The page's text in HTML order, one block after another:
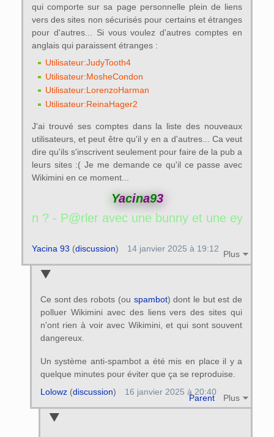
qui comporte sur sa page personnelle plein de liens
vers des sites non sécurisés pour certains et étranges
pour d'autres... Si vous voulez d'autres comptes en
anglais qui paraissent étranges :
Utilisateur:JudyTooth4
Utilisateur:MosheCondon
Utilisateur:LorenzoHarman
Utilisateur:ReinaHager2
J'ai trouvé ses comptes dans la liste des nouveaux
utilisateurs, et peut être qu'il y en a d'autres... Ca veut
dire qu'ils s'inscrivent seulement pour faire de la pub a
leurs sites :( Je me demande ce qu'il ce passe avec
Wikimini en ce moment...
Yacina93
vec une bunny et une eyekon ? - P@rler
Plus
Yacina 93 (discussion) 14 janvier 2025 à 19:12
Ce sont des robots (ou spambot) dont le but est de
polluer Wikimini avec des liens vers des sites qui
n'ont rien à voir avec Wikimini, et qui sont souvent
dangereux.
Un système anti-spambot a été mis en place il y a
quelque minutes pour éviter que ça se reproduise.
Parent Plus
Lolowz(discussion) 16 janvier 2025 à 20:40